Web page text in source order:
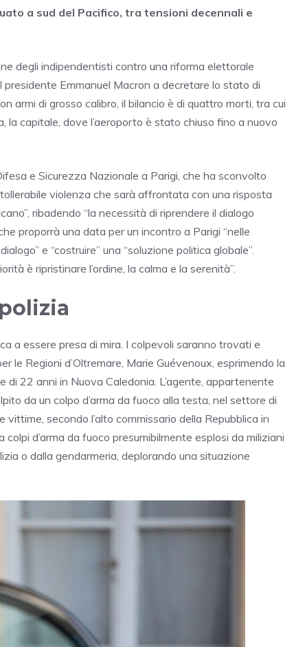
a sud del Pacifico, tra tensioni decennali e
degli indipendentisti contro una riforma elettorale
Emmanuel Macron a decretare lo stato di
armi di grosso calibro, il bilancio è di quattro morti, tra cui
la capitale, dove l’aeroporto è stato chiuso fino a nuovo
e Sicurezza Nazionale a Parigi, che ha sconvolto
violenza che sarà affrontata con una risposta
ribadendo “la necessità di riprendere il dialogo
proporrà una data per un incontro a Parigi “nelle
e “costruire” una “soluzione politica globale”.
è ripristinare l’ordine, la calma e la serenità”.
a essere presa di mira. I colpevoli saranno trovati e
le Regioni d’Oltremare, Marie Guévenoux, esprimendo la
di 22 anni in Nuova Caledonia. L’agente, appartenente
da un colpo d’arma da fuoco alla testa, nel settore di
vittime, secondo l’alto commissario della Repubblica in
d’arma da fuoco presumibilmente esplosi da miliziani
o dalla gendarmeria, deplorando una situazione